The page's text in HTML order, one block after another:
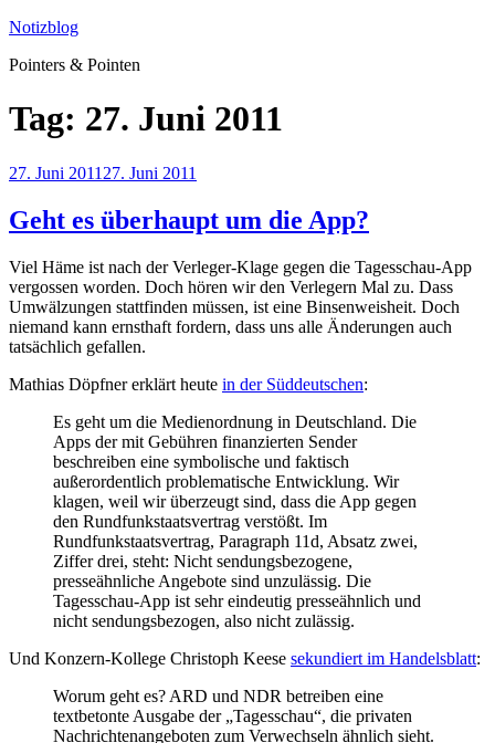
Zum
springen
Notizblog
Pointers & Pointen
Tag: 27. Juni 2011
Veröffentlicht
27. Juni 2011 27. Juni 2011
Geht es überhaupt um die App?
Viel Häme ist nach der Verleger-Klage gegen die Tagesschau-App
vergossen worden. Doch hören wir den Verlegern Mal zu. Dass
Umwälzungen stattfinden müssen, ist eine Binsenweisheit. Doch
niemand kann ernsthaft fordern, dass uns alle Änderungen auch
tatsächlich gefallen.
Mathias Döpfner erklärt heute in der Süddeutschen:
Es geht um die Medienordnung in Deutschland. Die
Apps der mit Gebühren finanzierten Sender
beschreiben eine symbolische und faktisch
außerordentlich problematische Entwicklung. Wir
klagen, weil wir überzeugt sind, dass die App gegen
den Rundfunkstaatsvertrag verstößt. Im
Rundfunkstaatsvertrag, Paragraph 11d, Absatz zwei,
Ziffer drei, steht: Nicht sendungsbezogene,
presseähnliche Angebote sind unzulässig. Die
Tagesschau-App ist sehr eindeutig presseähnlich und
nicht sendungsbezogen, also nicht zulässig.
Und Konzern-Kollege Christoph Keese sekundiert im Handelsblatt:
Worum geht es? ARD und NDR betreiben eine
textbetonte Ausgabe der „Tagesschau“, die privaten
Nachrichtenangeboten zum Verwechseln ähnlich sieht.